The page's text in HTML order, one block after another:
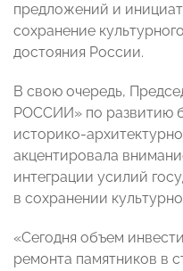
предложений и
сохранение
достояния России.
В свою очередь,
РОССИИ» по развитию
историко-
акцентировала
интеграции усилий
в сохранении
«Сегодня объем
ремонта памятников в